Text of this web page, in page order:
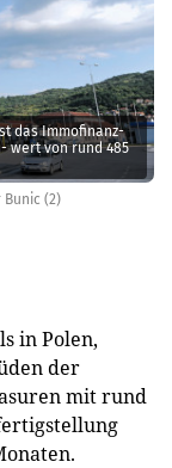
(2)
das Immofinanz-
wert von rund 485
in Polen,
der
mit rund